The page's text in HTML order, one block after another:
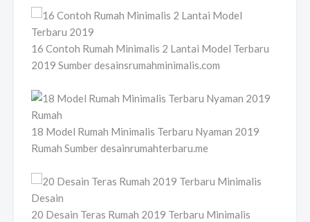
16 Contoh Rumah Minimalis 2 Lantai Model Terbaru
2019 Sumber desainsrumahminimalis.com
18 Model Rumah Minimalis Terbaru Nyaman 2019
Rumah Sumber desainrumahterbaru.me
20 Desain Teras Rumah 2019 Terbaru Minimalis